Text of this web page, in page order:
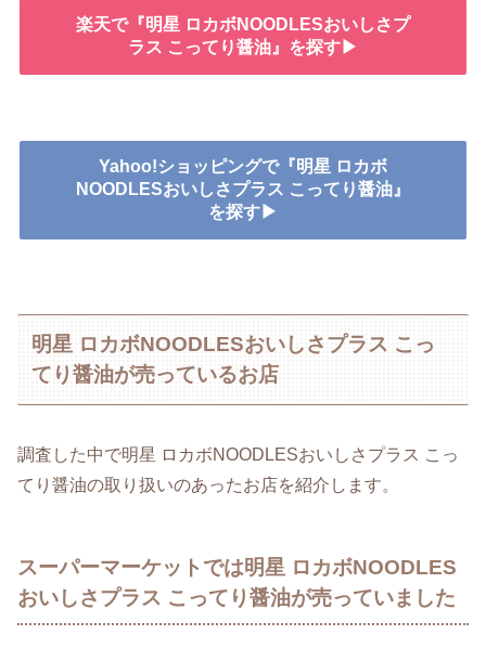
楽天で『明星 ロカボNOODLESおいしさプ
ラス こってり醤油』を探す▶
Yahoo!ショッピングで『明星 ロカボ
NOODLESおいしさプラス こってり醤油』
を探す▶
明星 ロカボNOODLESおいしさプラス こっ
てり醤油が売っているお店
調査した中で明星 ロカボNOODLESおいしさプラス こっ
てり醤油の取り扱いのあったお店を紹介します。
スーパーマーケットでは明星 ロカボNOODLES
おいしさプラス こってり醤油が売っていました